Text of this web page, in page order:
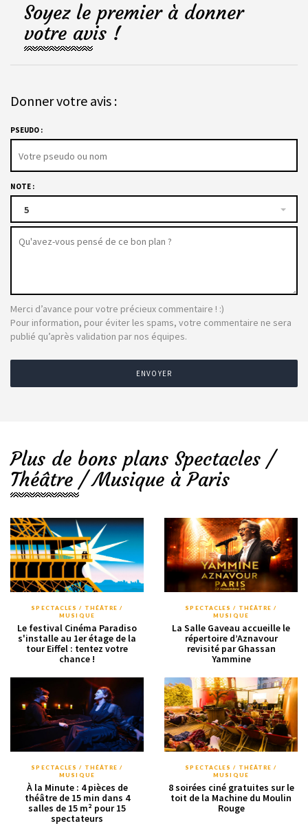
Soyez le premier à donner
votre avis !
Donner votre avis :
PSEUDO :
NOTE :
5
Merci d’avance pour votre précieux commentaire ! :)
Pour information, pour éviter les spams, votre commentaire ne sera
publié qu’après validation par nos équipes.
ENVOYER
Plus de bons plans Spectacles /
Théâtre / Musique à Paris
SPECTACLES / THÉÂTRE /
MUSIQUE
Le festival Cinéma Paradiso
s'installe au 1er étage de la
tour Eiffel : tentez votre
chance !
SPECTACLES / THÉÂTRE /
MUSIQUE
La Salle Gaveau accueille le
répertoire d’Aznavour
revisité par Ghassan
Yammine
SPECTACLES / THÉÂTRE /
MUSIQUE
À la Minute : 4 pièces de
théâtre de 15 min dans 4
salles de 15 m² pour 15
spectateurs
SPECTACLES / THÉÂTRE /
MUSIQUE
8 soirées ciné gratuites sur le
toit de la Machine du Moulin
Rouge